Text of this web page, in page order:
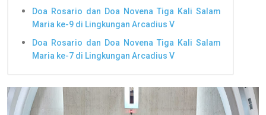
Doa Rosario dan Doa Novena Tiga Kali Salam
Maria ke-9 di Lingkungan Arcadius V
Doa Rosario dan Doa Novena Tiga Kali Salam
Maria ke-7 di Lingkungan Arcadius V